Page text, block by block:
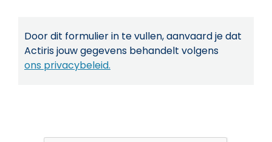
Door dit formulier in te vullen, aanvaard je dat
Actiris jouw gegevens behandelt volgens
ons privacybeleid.